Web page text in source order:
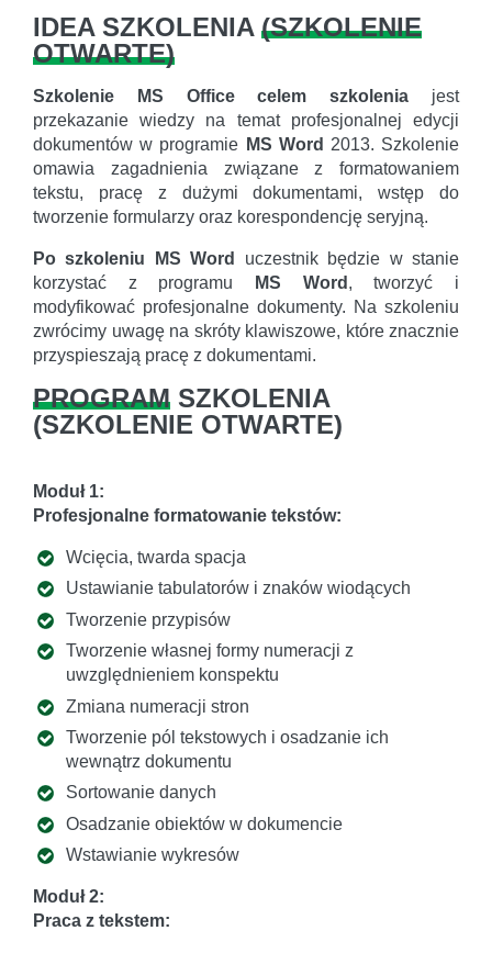
IDEA SZKOLENIA (SZKOLENIE
OTWARTE)
Szkolenie MS Office celem szkolenia jest
przekazanie wiedzy na temat profesjonalnej edycji
dokumentów w programie MS Word 2013. Szkolenie
omawia zagadnienia związane z formatowaniem
tekstu, pracę z dużymi dokumentami, wstęp do
tworzenie formularzy oraz korespondencję seryjną.
Po szkoleniu MS Word
uczestnik będzie w stanie
korzystać z programu
MS Word , tworzyć i
modyfikować profesjonalne dokumenty. Na szkoleniu
zwrócimy uwagę na skróty klawiszowe, które znacznie
przyspieszają pracę z dokumentami.
PROGRAM SZKOLENIA
(SZKOLENIE OTWARTE)
Moduł 1:
Profesjonalne formatowanie tekstów:
Wcięcia, twarda spacja
Ustawianie tabulatorów i znaków wiodących
Tworzenie przypisów
Tworzenie własnej formy numeracji z
uwzględnieniem konspektu
Zmiana numeracji stron
Tworzenie pól tekstowych i osadzanie ich
wewnątrz dokumentu
Sortowanie danych
Osadzanie obiektów w dokumencie
Wstawianie wykresów
Moduł 2:
Praca z tekstem: